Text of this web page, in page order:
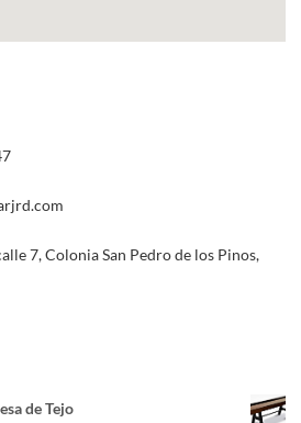
7, Colonia San Pedro de los Pinos,
de Tejo